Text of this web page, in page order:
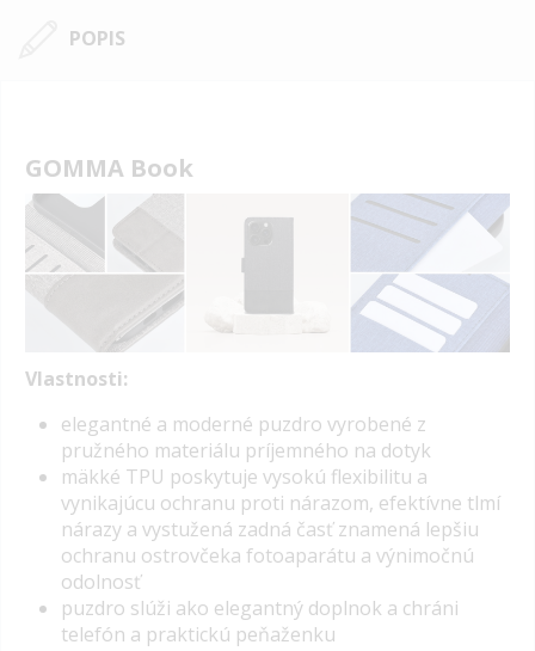
POPIS
GOMMA Book
Vlastnosti:
elegantné a moderné puzdro vyrobené z
pružného materiálu príjemného na dotyk
mäkké TPU poskytuje vysokú flexibilitu a
vynikajúcu ochranu proti nárazom, efektívne tlmí
nárazy a vystužená zadná časť znamená lepšiu
ochranu ostrovčeka fotoaparátu a výnimočnú
odolnosť
puzdro slúži ako elegantný doplnok a chráni
telefón a praktickú peňaženku